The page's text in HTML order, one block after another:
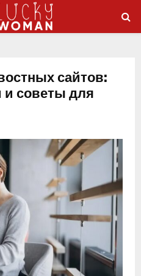
сайтов:
и советы для